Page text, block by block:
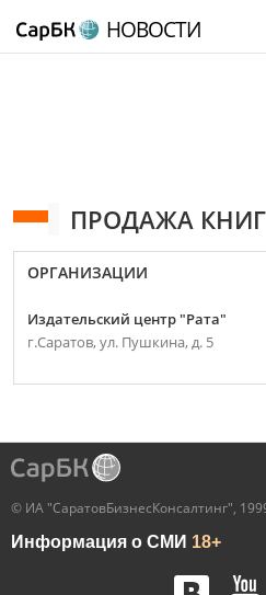
НОВОСТИ
ПРОДАЖА
ОРГАНИЗАЦИИ
Издательский центр "Рата"
г.Саратов, ул. Пушкина, д. 5
© ИА "СаратовБизнесКонсалтинг",
Информация о СМИ 18+